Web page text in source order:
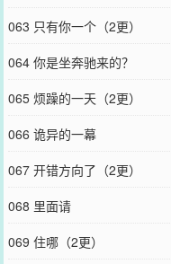
063 只有你一个（2更）
064 你是坐奔驰来的？
065 烦躁的一天（2更）
066 诡异的一幕
067 开错方向了（2更）
068 里面请
069 住哪（2更）